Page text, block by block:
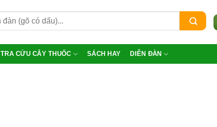
TRA CỨU CÂY THUỐC SÁCH HAY DIỄN ĐÀN